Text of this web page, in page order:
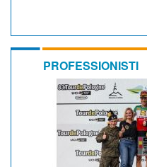
PROFESSIONISTI